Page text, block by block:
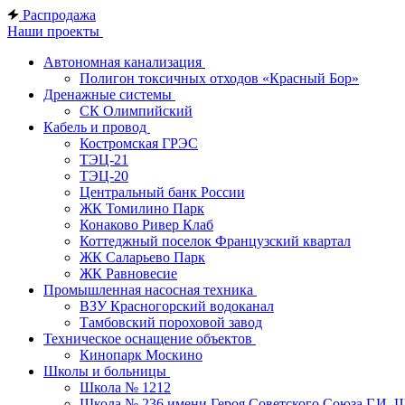
Распродажа
Наши проекты
Автономная канализация
Полигон токсичных отходов «Красный Бор»
Дренажные системы
СК Олимпийский
Кабель и провод
Костромская ГРЭС
ТЭЦ-21
ТЭЦ-20
Центральный банк России
ЖК Томилино Парк
Конаково Ривер Клаб
Коттеджный поселок Французский квартал
ЖК Саларьево Парк
ЖК Равновесие
Промышленная насосная техника
ВЗУ Красногорский водоканал
Тамбовский пороховой завод
Техническое оснащение объектов
Кинопарк Москино
Школы и больницы
Школа № 1212